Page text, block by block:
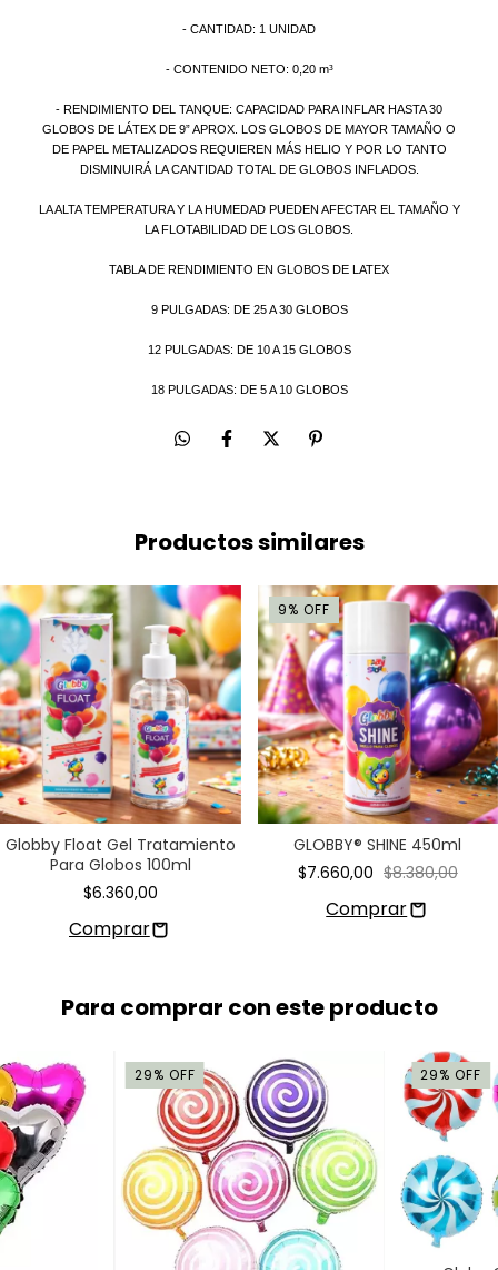
- CANTIDAD: 1 UNIDAD
- CONTENIDO NETO: 0,20 m³
- RENDIMIENTO DEL TANQUE: CAPACIDAD PARA INFLAR HASTA 30
GLOBOS DE LÁTEX DE 9” APROX. LOS GLOBOS DE MAYOR TAMAÑO O
DE PAPEL METALIZADOS REQUIEREN MÁS HELIO Y POR LO TANTO
DISMINUIRÁ LA CANTIDAD TOTAL DE GLOBOS INFLADOS.
LA ALTA TEMPERATURA Y LA HUMEDAD PUEDEN AFECTAR EL TAMAÑO Y
LA FLOTABILIDAD DE LOS GLOBOS.
TABLA DE RENDIMIENTO EN GLOBOS DE LATEX
9 PULGADAS: DE 25 A 30 GLOBOS
12 PULGADAS: DE 10 A 15 GLOBOS
18 PULGADAS: DE 5 A 10 GLOBOS
Productos similares
Globby Float Gel Tratamiento
Para Globos 100ml
$6.360,00
9% OFF
GLOBBY® SHINE 450ml
$7.660,00 $8.380,00
Para comprar con este producto
29% OFF 29%OFF